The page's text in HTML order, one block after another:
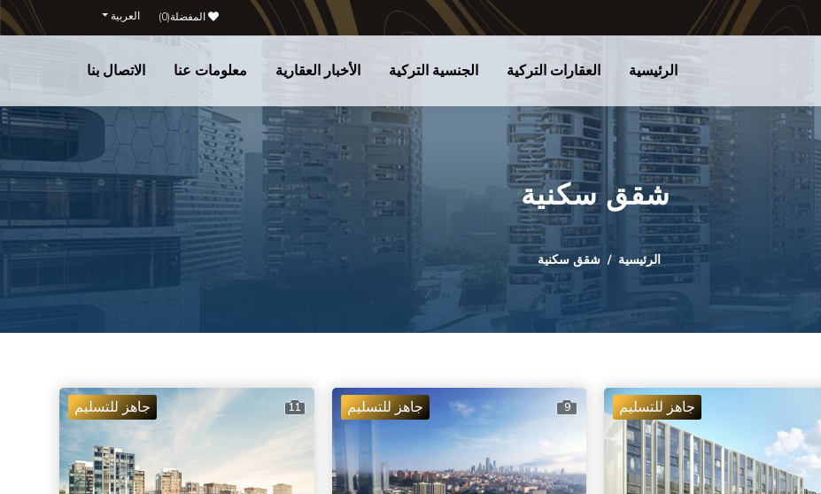
المفضلة(0
) العربية
الرئيسية العقارات التركية الجنسية التركية الأخبار العقارية معلومات عنا الاتصال بنا
شقق سكنية
الرئيسية شقق سكنية
جاهز للتسليم 9 جاهز للتسليم 11 جاهز للتسليم